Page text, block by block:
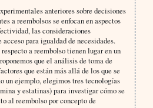
anteriores sobre decisiones
a reembolsos se enfocan en aspectos
las consideraciones
para igualdad de necesidades.
a reembolso tienen lugar en un
que el análisis de toma de
que están más allá de los que se
un ejemplo, elegimos tres tecnologías
y estatinas) para investigar cómo se
al reembolso por concepto de